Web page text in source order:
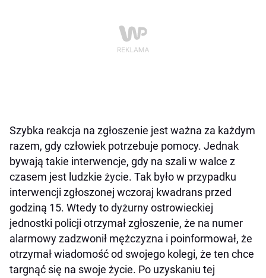
Szybka reakcja na zgłoszenie jest ważna za każdym
razem, gdy człowiek potrzebuje pomocy. Jednak
bywają takie interwencje, gdy na szali w walce z
czasem jest ludzkie życie. Tak było w przypadku
interwencji zgłoszonej wczoraj kwadrans przed
godziną 15. Wtedy to dyżurny ostrowieckiej
jednostki policji otrzymał zgłoszenie, że na numer
alarmowy zadzwonił mężczyzna i poinformował, że
otrzymał wiadomość od swojego kolegi, że ten chce
targnąć się na swoje życie. Po uzyskaniu tej